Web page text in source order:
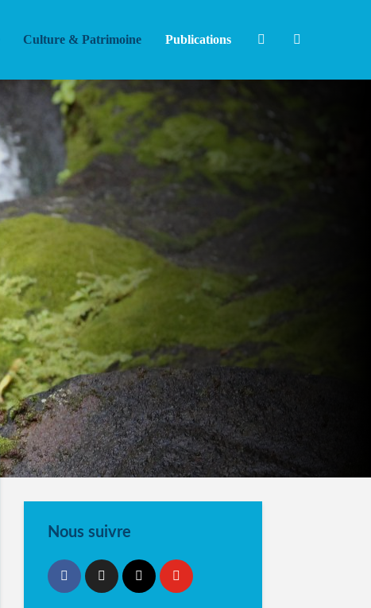
Culture & Patrimoine Publications
Nous suivre